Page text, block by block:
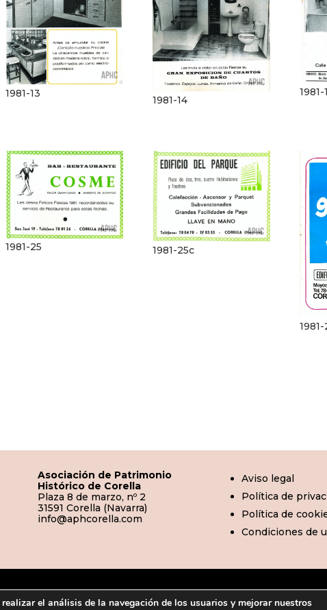
1981-13
1981-14
1981-
1981-25 1981-25c
Asociación de Patrimonio
Histórico de Corella
Plaza 8 de marzo, nº 2
31591 Corella (Navarra)
info@aphcorella.com
Aviso legal
Política de
Política de
Condiciones de
el análisis de la navegación de los usuarios y mejorar nuestros